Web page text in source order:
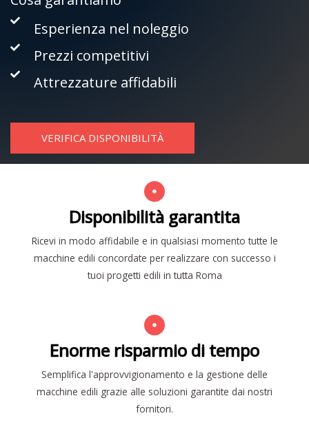
Esperienza nel noleggio
Prezzi competitivi
Attrezzature affidabili
VERIFICA DISPONIBILITÀ
Disponibilità garantita
Ricevi in modo affidabile e in qualsiasi momento tutte le
macchine edili concordate per realizzare con successo i
tuoi progetti edili in tutta Roma
Enorme risparmio di tempo
Semplifica l'approvvigionamento e la gestione delle
macchine edili grazie alle soluzioni garantite dai nostri
fornitori.